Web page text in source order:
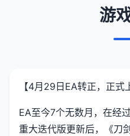
游
【4月29日EA转正，正式
EA至今7个无数月，在经
重大迭代版更新后，《刀